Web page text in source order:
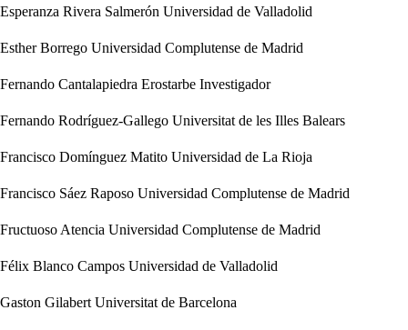
Esperanza Rivera Salmerón Universidad de Valladolid
Esther Borrego Universidad Complutense de Madrid
Fernando Cantalapiedra Erostarbe Investigador
Fernando Rodríguez-Gallego Universitat de les Illes Balears
Francisco Domínguez Matito Universidad de La Rioja
Francisco Sáez Raposo Universidad Complutense de Madrid
Fructuoso Atencia Universidad Complutense de Madrid
Félix Blanco Campos Universidad de Valladolid
Gaston Gilabert Universitat de Barcelona